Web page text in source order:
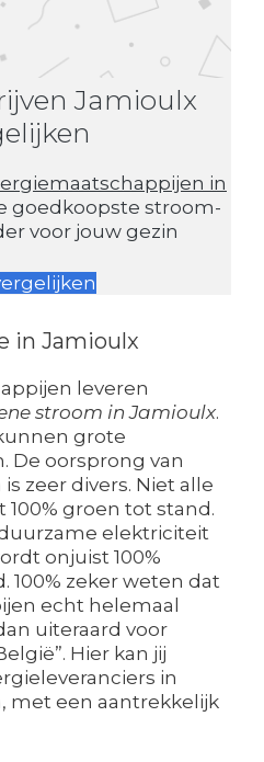
Jamioulx
in
goedkoopste stroom-
voor jouw gezin
in Jamioulx
leveren
stroom in Jamioulx.
grote
De oorsprong van
zeer divers. Niet alle
groen tot stand.
elektriciteit
onjuist 100%
zeker weten dat
echt helemaal
uiteraard voor
Hier kan jij
in
met een aantrekkelijk